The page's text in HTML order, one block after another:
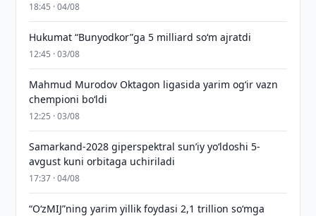
18:45 · 04/08
Hukumat “Bunyodkor”ga 5 milliard so‘m ajratdi
12:45 · 03/08
Mahmud Murodov Oktagon ligasida yarim og‘ir vazn
chempioni bo‘ldi
12:25 · 03/08
Samarkand-2028 giperspektral sun’iy yo‘ldoshi 5-
avgust kuni orbitaga uchiriladi
17:37 · 04/08
“O‘zMIJ”ning yarim yillik foydasi 2,1 trillion so‘mga